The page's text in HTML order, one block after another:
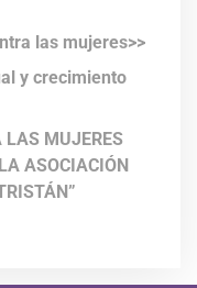
las mujeres>>
y crecimiento
LAS MUJERES
ASOCIACIÓN